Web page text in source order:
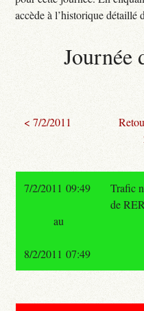
accède à l’historique détaillé
Journée
< 7/2/2011
7/2/2011 09:49
Trafic
de
au
8/2/2011 07:49